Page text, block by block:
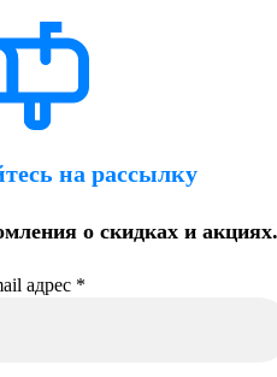
на рассылку
о скидках и акциях.
адрес *